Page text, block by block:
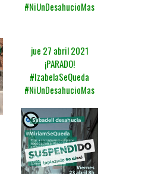
#NiUnDesahucioMas
jue 27 abril 2021
¡PARADO!
#IzabelaSeQueda
#NiUnDesahucioMas